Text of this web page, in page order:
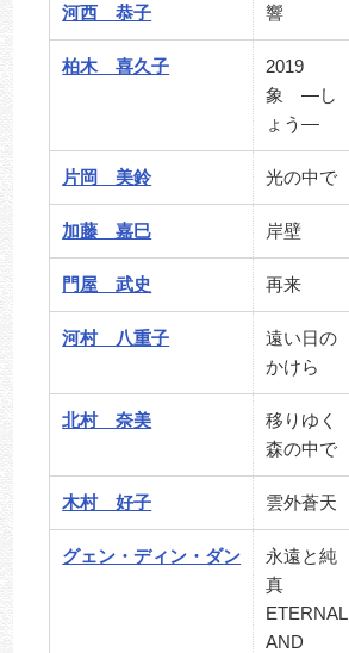
河西 恭子 響
柏木 喜久子
2019
象 ―し
ょう―
片岡 美鈴 光の中で
加藤 嘉巳 岸壁
門屋 武史 再来
河村 八重子
遠い日の
かけら
北村 奈美
移りゆく
森の中で
木村 好子 雲外蒼天
グェン・ディン・ダン
永遠と純
真
ETERNAL
AND